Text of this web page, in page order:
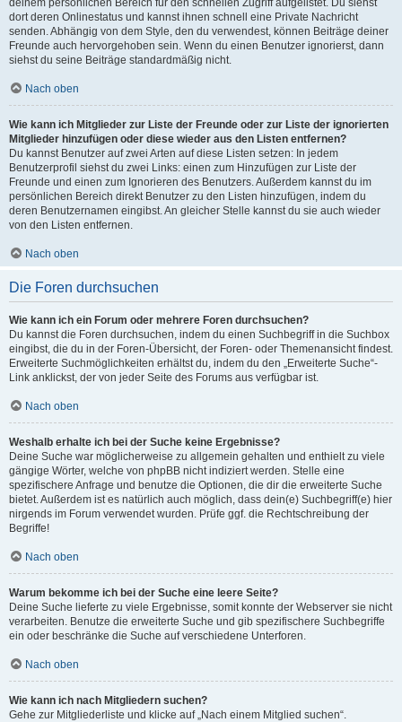
deinem persönlichen Bereich für den schnellen Zugriff aufgelistet. Du siehst
dort deren Onlinestatus und kannst ihnen schnell eine Private Nachricht
senden. Abhängig von dem Style, den du verwendest, können Beiträge deiner
Freunde auch hervorgehoben sein. Wenn du einen Benutzer ignorierst, dann
siehst du seine Beiträge standardmäßig nicht.
Nach oben
Wie kann ich Mitglieder zur Liste der Freunde oder zur Liste der ignorierten
Mitglieder hinzufügen oder diese wieder aus den Listen entfernen?
Du kannst Benutzer auf zwei Arten auf diese Listen setzen: In jedem
Benutzerprofil siehst du zwei Links: einen zum Hinzufügen zur Liste der
Freunde und einen zum Ignorieren des Benutzers. Außerdem kannst du im
persönlichen Bereich direkt Benutzer zu den Listen hinzufügen, indem du
deren Benutzernamen eingibst. An gleicher Stelle kannst du sie auch wieder
von den Listen entfernen.
Nach oben
Die Foren durchsuchen
Wie kann ich ein Forum oder mehrere Foren durchsuchen?
Du kannst die Foren durchsuchen, indem du einen Suchbegriff in die Suchbox
eingibst, die du in der Foren-Übersicht, der Foren- oder Themenansicht findest.
Erweiterte Suchmöglichkeiten erhältst du, indem du den „Erweiterte Suche“-
Link anklickst, der von jeder Seite des Forums aus verfügbar ist.
Nach oben
Weshalb erhalte ich bei der Suche keine Ergebnisse?
Deine Suche war möglicherweise zu allgemein gehalten und enthielt zu viele
gängige Wörter, welche von phpBB nicht indiziert werden. Stelle eine
spezifischere Anfrage und benutze die Optionen, die dir die erweiterte Suche
bietet. Außerdem ist es natürlich auch möglich, dass dein(e) Suchbegriff(e) hier
nirgends im Forum verwendet wurden. Prüfe ggf. die Rechtschreibung der
Begriffe!
Nach oben
Warum bekomme ich bei der Suche eine leere Seite?
Deine Suche lieferte zu viele Ergebnisse, somit konnte der Webserver sie nicht
verarbeiten. Benutze die erweiterte Suche und gib spezifischere Suchbegriffe
ein oder beschränke die Suche auf verschiedene Unterforen.
Nach oben
Wie kann ich nach Mitgliedern suchen?
Gehe zur Mitgliederliste und klicke auf „Nach einem Mitglied suchen“.